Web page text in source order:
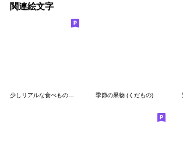
関連絵文字
季節の果物 (くだもの)